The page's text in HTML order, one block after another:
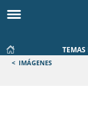
TEMAS
< IMÁGENES